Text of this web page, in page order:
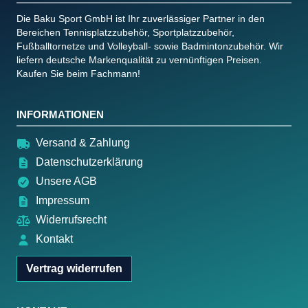
Die Baku Sport GmbH ist Ihr zuverlässiger Partner in den
Bereichen Tennisplatzzubehör, Sportplatzzubehör,
Fußballtornetze und Volleyball- sowie Badmintonzubehör. Wir
liefern deutsche Markenqualität zu vernünftigen Preisen.
Kaufen Sie beim Fachmann!
INFORMATIONEN
Versand & Zahlung
Datenschutzerklärung
Unsere AGB
Impressum
Widerrufsrecht
Kontakt
Vertrag widerrufen